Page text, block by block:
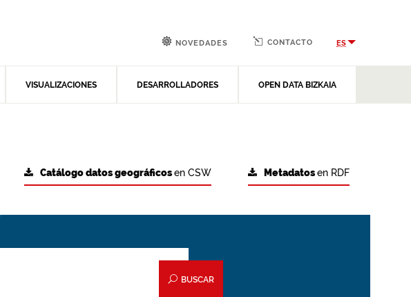
VISUALIZACIONES DESARROLLADORES OPEN DATA BIZKAIA
NOVEDADES CONTACTO ES
Metadatosen RDF
Catálogo datos geográficosen CSW
BUSCAR